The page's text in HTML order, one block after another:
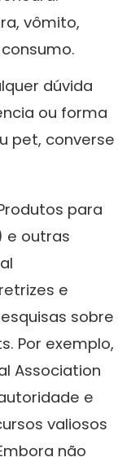
vômito,
dúvida
ou forma
pet, converse
para
e outras
e
sobre
Por exemplo,
Association
e
valiosos
não